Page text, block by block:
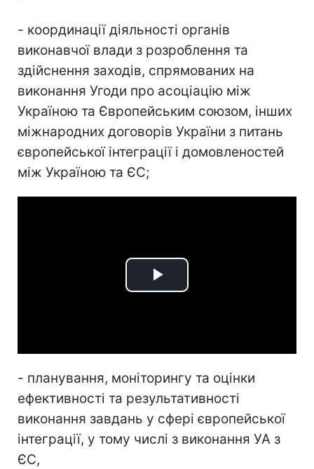
- координації діяльності органів
виконавчої влади з розроблення та
здійснення заходів, спрямованих на
виконання Угоди про асоціацію між
Україною та Європейським союзом, інших
міжнародних договорів України з питань
європейської інтеграції і домовленостей
між Україною та ЄС;
Play
- планування, моніторингу та оцінки
ефективності та результативності
виконання завдань у сфері європейської
інтеграції, у тому числі з виконання УА з
ЄС,